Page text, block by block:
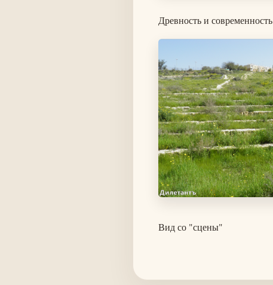
Древность и современность
Вид со "сцены"